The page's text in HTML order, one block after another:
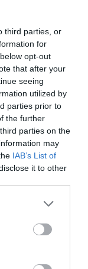
third parties, or
for
opt-out
that after your
seeing
utilized by
parties prior to
the further
parties on the
may
IAB’s List of
it to other
more Google
may click to
party tags to
below Google
eső, az északi
Északi-
folyamán itt
is
Meteorológiai
szerint
– ÓVATOSAN A
halmazállapot
nagyobb